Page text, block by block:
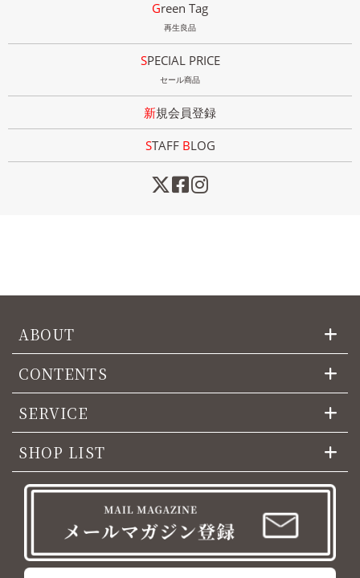
Green Tag
再生良品
SPECIAL PRICE
セール商品
新規会員登録
STAFF BLOG
ABOUT
CONTENTS
SERVICE
SHOP LIST